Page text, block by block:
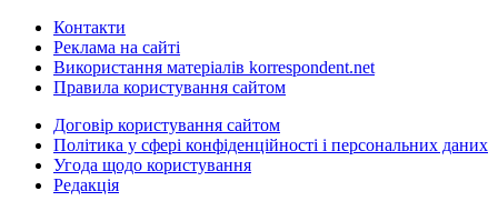
Контакти
Реклама на сайті
Використання матеріалів korrespondent.net
Правила користування сайтом
Договір користування сайтом
Політика у сфері конфіденційності і персональних даних
Угода щодо користування
Редакція